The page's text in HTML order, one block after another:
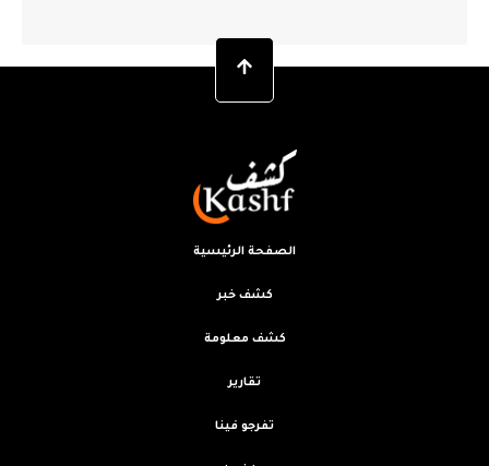
الصفحة الرئيسية
كشف خبر
كشف معلومة
تقارير
تفرجو فينا